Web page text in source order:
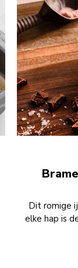
Dit romige
elke hap is